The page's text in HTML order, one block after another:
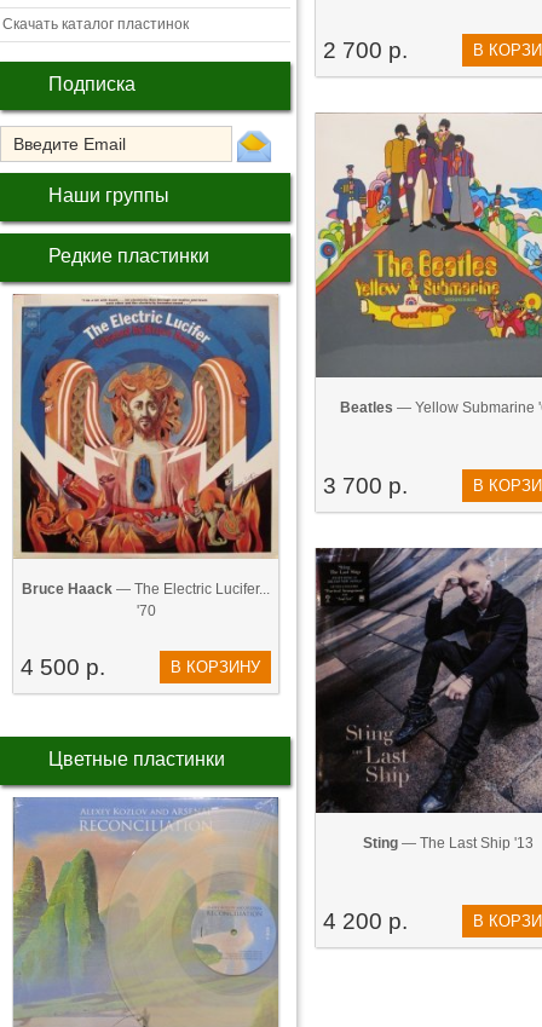
Скачать каталог пластинок
Подписка
Наши группы
Редкие пластинки
Bruce Haack — The Electric Lucifer...
'70
4 500 р. В КОРЗИНУ
Цветные пластинки
2 700 р. В
Beatles — Yellow Submarine
3 700 р. В
Sting — The Last Ship '13
4 200 р. В